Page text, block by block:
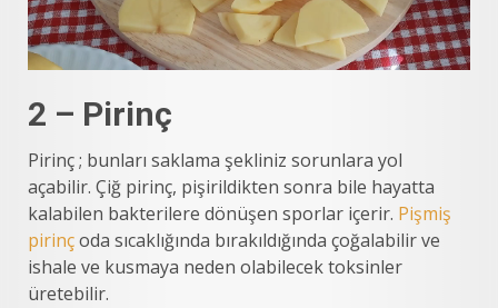
2 – Pirinç
Pirinç ; bunları saklama şekliniz sorunlara yol
açabilir. Çiğ pirinç, pişirildikten sonra bile hayatta
kalabilen bakterilere dönüşen sporlar içerir. Pişmiş
pirinçoda sıcaklığında bırakıldığında çoğalabilir ve
ishale ve kusmaya neden olabilecek toksinler
üretebilir.